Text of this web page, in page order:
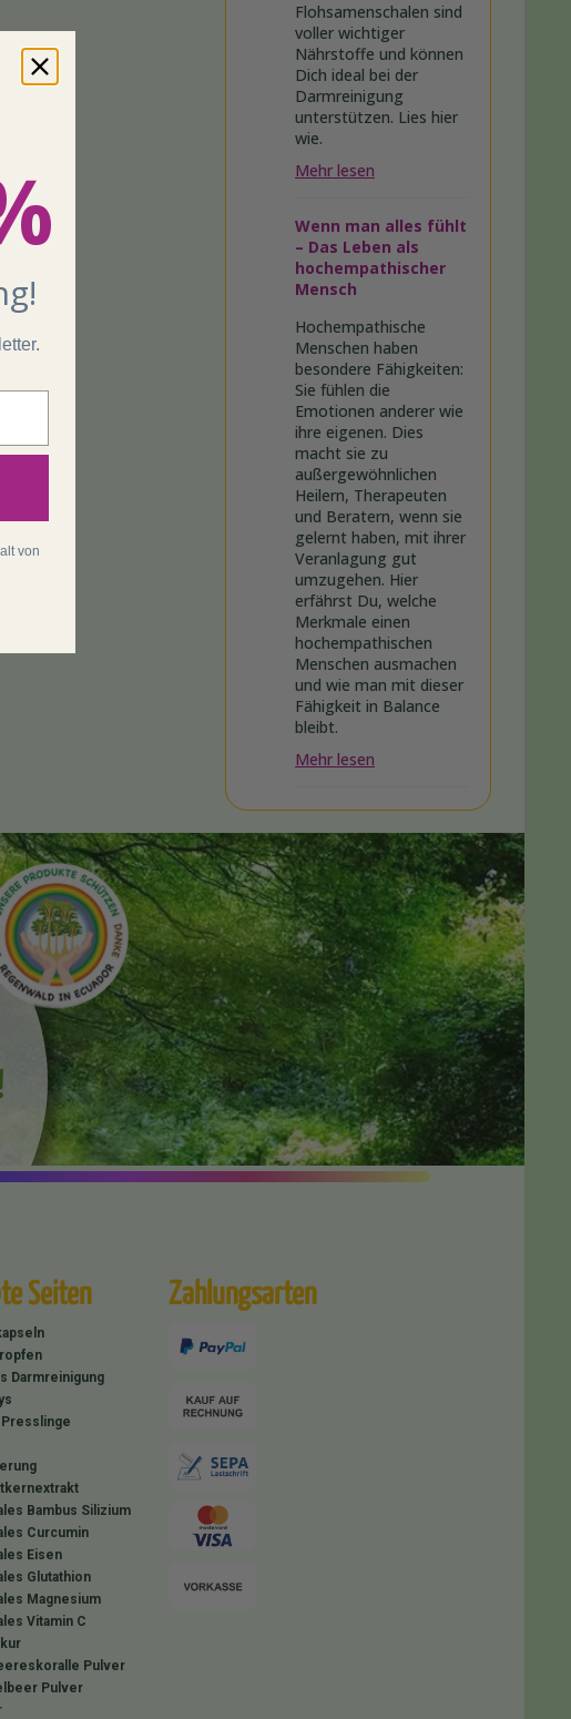
Flohsamenschalen sind
voller wichtiger
Nährstoffe und können
Dich ideal bei der
Darmreinigung
unterstützen. Lies hier
wie.
Mehr lesen
Wenn man alles fühlt
– Das Leben als
hochempathischer
Mensch
Hochempathische
Menschen haben
besondere Fähigkeiten:
Sie fühlen die
Emotionen anderer wie
ihre eigenen. Dies
macht sie zu
außergewöhnlichen
Heilern, Therapeuten
und Beratern, wenn sie
gelernt haben, mit ihrer
Veranlagung gut
umzugehen. Hier
erfährst Du, welche
Merkmale einen
hochempathischen
Menschen ausmachen
und wie man mit dieser
Fähigkeit in Balance
bleibt.
Mehr lesen
Seiten
Darmreinigung
Bambus Silizium
Curcumin
Eisen
Glutathion
Magnesium
Vitamin C
Pulver
Pulver
Zahlungsarten
von